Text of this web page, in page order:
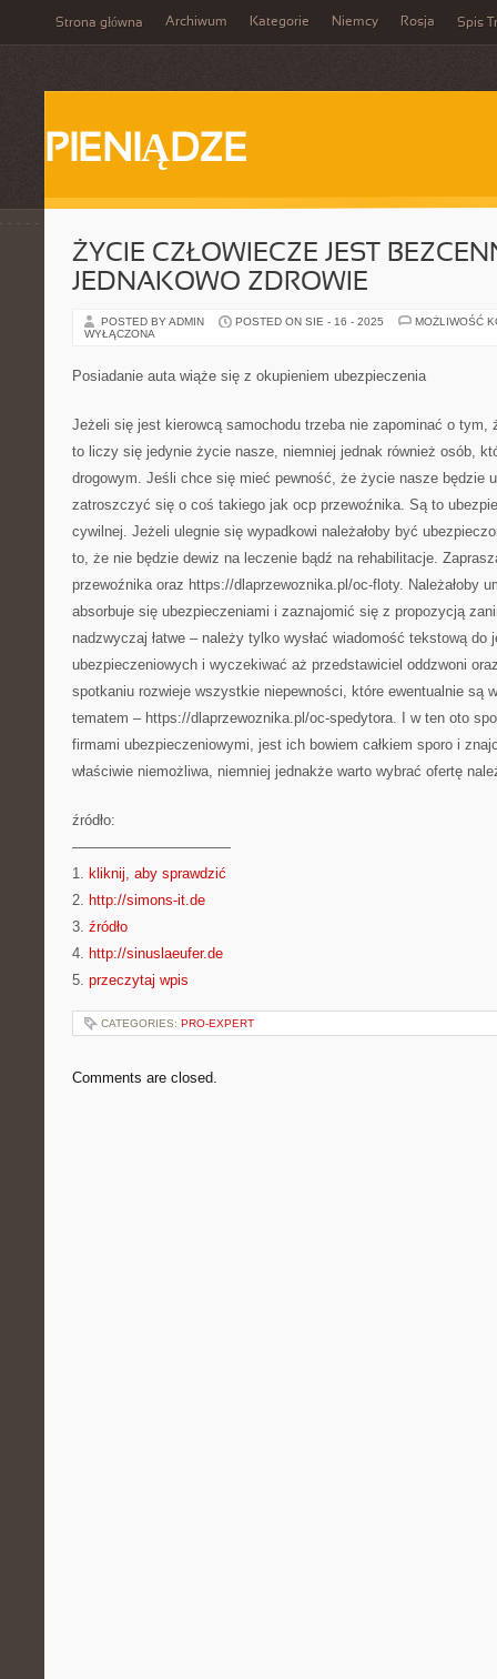
Strona główna Archiwum Kategorie Niemcy Rosja Spis
PIENIĄDZE
ŻYCIE CZŁOWIECZE JEST
JEDNAKOWO ZDROWIE
POSTED BY ADMIN POSTED ON SIE - 16 - 2025
MOŻLIWOŚĆ
WYŁĄCZONA
Posiadanie auta wiąże się z okupieniem ubezpieczenia
Jeżeli się jest kierowcą samochodu trzeba nie zapominać o tym,
to liczy się jedynie życie nasze, niemniej jednak również osób,
drogowym. Jeśli chce się mieć pewność, że życie nasze będzie
zatroszczyć się o coś takiego jak ocp przewoźnika. Są to
cywilnej. Jeżeli ulegnie się wypadkowi należałoby być
to, że nie będzie dewiz na leczenie bądź na rehabilitacje.
przewoźnika oraz https://dlaprzewoznika.pl/oc-floty. Należałoby
absorbuje się ubezpieczeniami i zaznajomić się z propozycją
nadzwyczaj łatwe – należy tylko wysłać wiadomość tekstową do
ubezpieczeniowych i wyczekiwać aż przedstawiciel oddzwoni
spotkaniu rozwieje wszystkie niepewności, które ewentualnie są
tematem – https://dlaprzewoznika.pl/oc-spedytora. I w ten oto
firmami ubezpieczeniowymi, jest ich bowiem całkiem sporo i
właściwie niemożliwa, niemniej jednakże warto wybrać ofertę
źródło:
———————————
1. kliknij, aby sprawdzić
2. http://simons-it.de
3. źródło
4. http://sinuslaeufer.de
5. przeczytaj wpis
CATEGORIES: PRO-EXPERT
Comments are closed.